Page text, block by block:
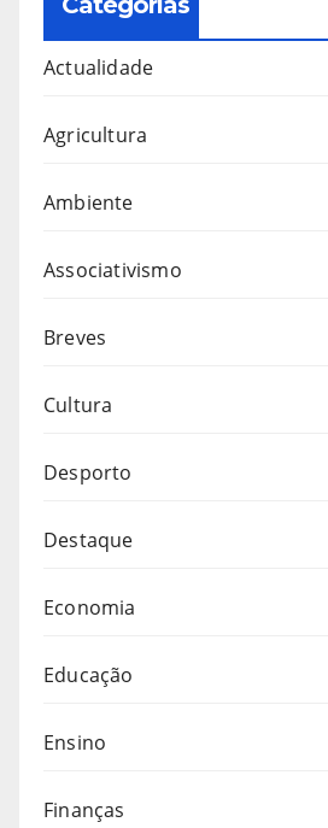
Actualidade
Agricultura
Ambiente
Associativismo
Breves
Cultura
Desporto
Destaque
Economia
Educação
Ensino
Finanças